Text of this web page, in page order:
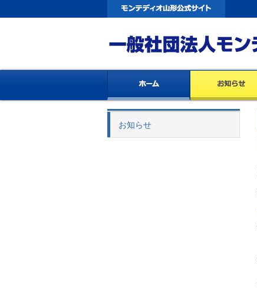
お知らせ